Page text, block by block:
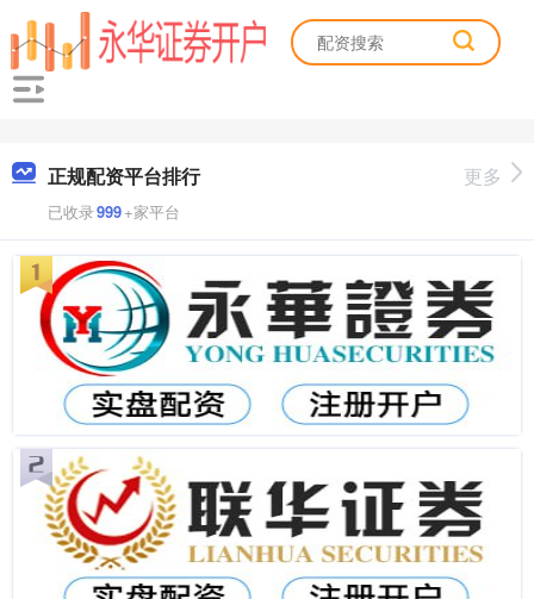
正规配资平台排行
已收录999+家平台
更多